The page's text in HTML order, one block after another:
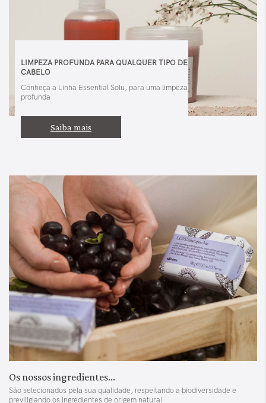
LIMPEZA PROFUNDA PARA QUALQUER TIPO DE
CABELO
Conheça a Linha Essential Solu, para uma limpeza
profunda
Saiba mais
Os nossos ingredientes...
São selecionados pela sua qualidade, respeitando a biodiversidade e
previligiando os ingredientes de origem natural